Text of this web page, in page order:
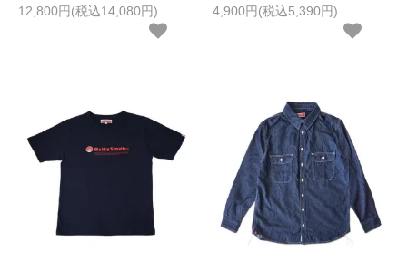
12,800円(税込14,080円) 4,900円(税込5,390円)